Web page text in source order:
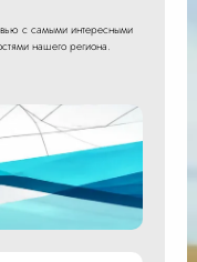
с самыми интересными
нашего региона.